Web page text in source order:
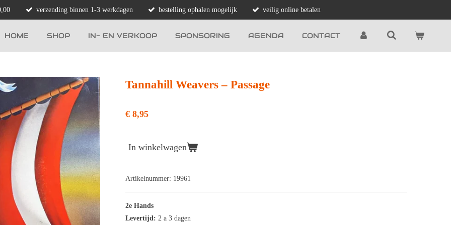
verzending binnen 1-3 werkdagen bestelling ophalen mogelijk veilig online betalen
HOME SHOP IN- EN VERKOOP SPONSORING AGENDA CONTACT
Tannahill Weavers ‎– Passage
€ 8,95
In winkelwagen
Artikelnummer: 19961
2e Hands
Levertijd: 2 a 3 dagen